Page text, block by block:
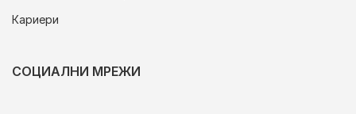
Кариери
СОЦИАЛНИ МРЕЖИ